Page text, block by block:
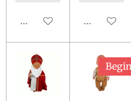
In winkelwagen
In